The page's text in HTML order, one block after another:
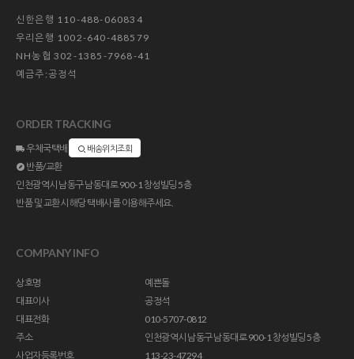
신한은행 110-488-060834
우리은행 1002-640-488579
NH농협 302-1385-7968-41
예금주:공정석
ORDER TRACKING
우체국택배 배송위치조회
반품/교환
인천광역시 남동구 남동대로 900-1 창성빌딩 5층
반품 및 교환시 해당 택배사를 이용해주세요.
COMPANY INFO
상호명
예쁜돌
대표이사
공정석
대표전화
010-5707-0812
주소
인천광역시 남동구 남동대로 900-1 창성빌딩 5층
사업자등록번호
113-23-47294